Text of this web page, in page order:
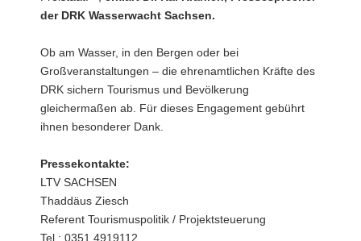
der DRK Wasserwacht Sachsen.
Ob am Wasser, in den Bergen oder bei
Großveranstaltungen – die ehrenamtlichen Kräfte des
DRK sichern Tourismus und Bevölkerung
gleichermaßen ab. Für dieses Engagement gebührt
ihnen besonderer Dank.
Pressekontakte:
LTV SACHSEN
Thaddäus Ziesch
Referent Tourismuspolitik / Projektsteuerung
Tel.: 0351 4919112